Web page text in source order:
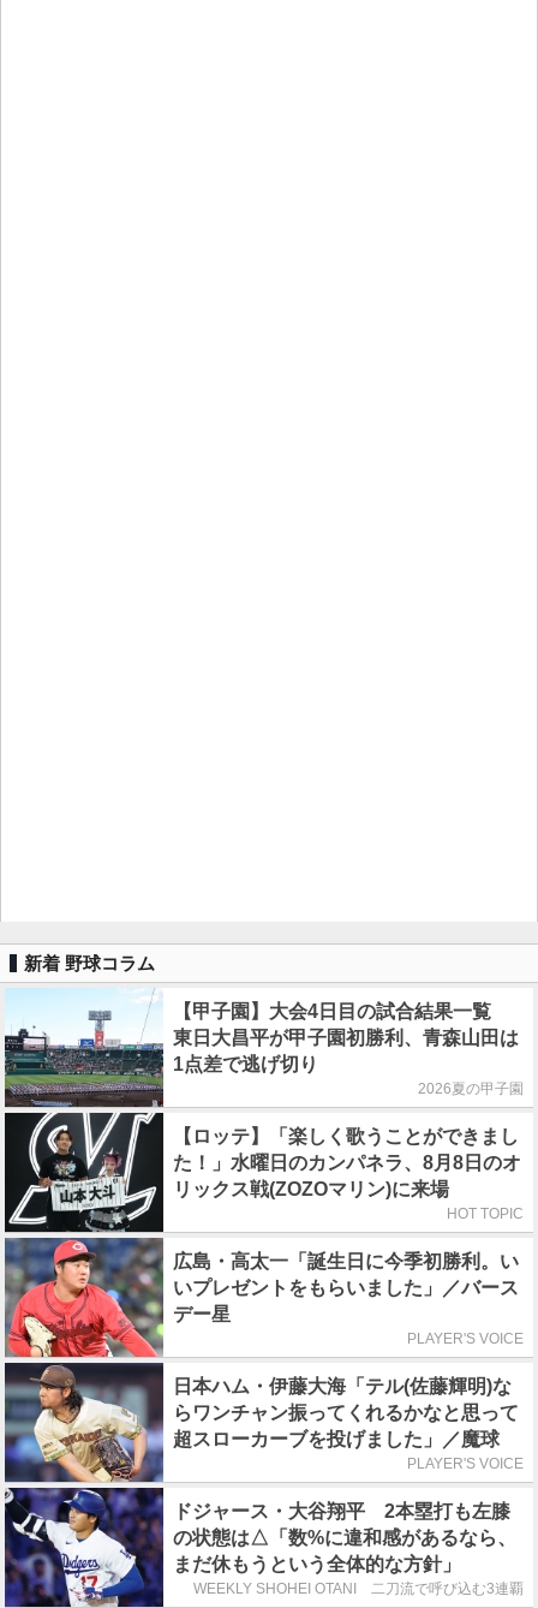
新着 野球コラム
【甲子園】大会4日目の試合結果一覧
東日大昌平が甲子園初勝利、青森山田は
1点差で逃げ切り
2026夏の甲子園
【ロッテ】「楽しく歌うことができまし
た！」水曜日のカンパネラ、8月8日のオ
リックス戦(ZOZOマリン)に来場
HOT TOPIC
広島・高太一「誕生日に今季初勝利。い
いプレゼントをもらいました」／バース
デー星
PLAYER'S VOICE
日本ハム・伊藤大海「テル(佐藤輝明)な
らワンチャン振ってくれるかなと思って
超スローカーブを投げました」／魔球
PLAYER'S VOICE
ドジャース・大谷翔平 2本塁打も左膝
の状態は△「数%に違和感があるなら、
まだ休もうという全体的な方針」
WEEKLY SHOHEI OTANI 二刀流で呼び込む3連覇